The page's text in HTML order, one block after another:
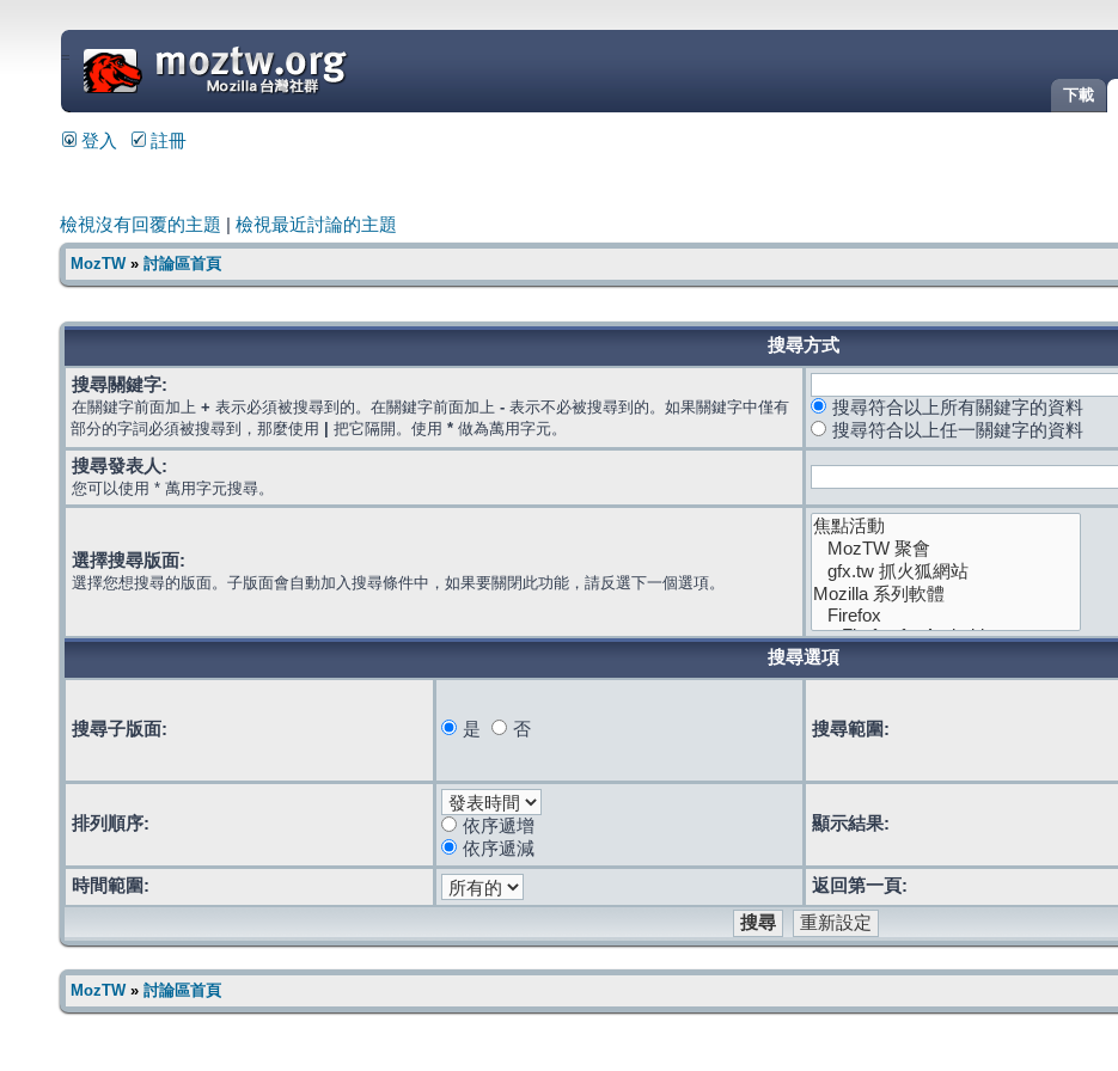
下載
=
登入 註冊
檢視沒有回覆的主題 檢視最近討論的主題
MozTW» 討論區首頁
搜尋方式
搜尋關鍵字:
在關鍵字前面加上 + 表示必須被搜尋到的。在關鍵字前面加上 - 表示不必被搜尋到的。如果關鍵字中僅有
部分的字詞必須被搜尋到，那麼使用
把它隔開。使用 * 做為萬用字元。
搜尋符合以上所有關鍵字的資料
搜尋符合以上任一關鍵字的資料
搜尋發表人:
您可以使用 * 萬用字元搜尋。
選擇搜尋版面:
選擇您想搜尋的版面。子版面會自動加入搜尋條件中，如果要關閉此功能，請反選下一個選項。
搜尋選項
搜尋子版面: 是 否 搜尋範圍:
排列順序:
依序遞增
依序遞減
顯示結果:
時間範圍: 返回第一頁:
MozTW» 討論區首頁